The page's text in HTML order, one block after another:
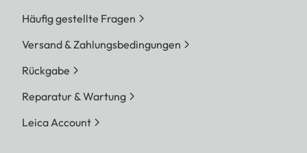
Häufig gestellte Fragen
Versand & Zahlungsbedingungen
Rückgabe
Reparatur & Wartung
Leica Account